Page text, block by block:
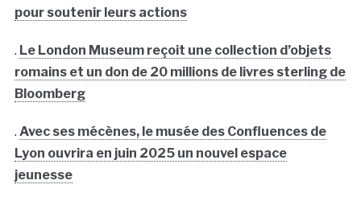
pour soutenir leurs actions
. Le London Museum reçoit une collection d’objets
romains et un don de 20 millions de livres sterling de
Bloomberg
. Avec ses mécènes, le musée des Confluences de
Lyon ouvrira en juin 2025 un nouvel espace
jeunesse